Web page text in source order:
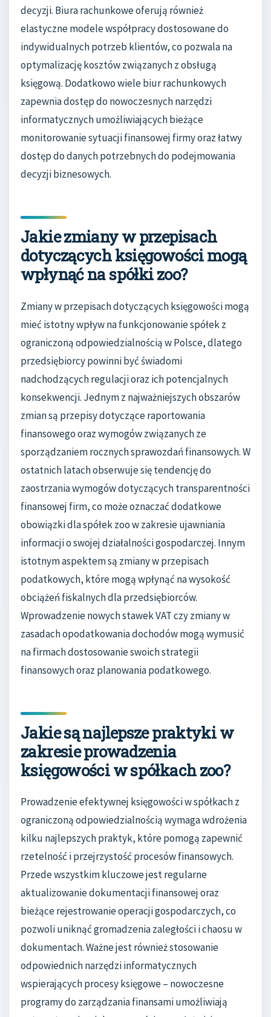
decyzji. Biura rachunkowe oferują również
elastyczne modele współpracy dostosowane do
indywidualnych potrzeb klientów, co pozwala na
optymalizację kosztów związanych z obsługą
księgową. Dodatkowo wiele biur rachunkowych
zapewnia dostęp do nowoczesnych narzędzi
informatycznych umożliwiających bieżące
monitorowanie sytuacji finansowej firmy oraz łatwy
dostęp do danych potrzebnych do podejmowania
decyzji biznesowych.
Jakie zmiany w przepisach
dotyczących księgowości mogą
wpłynąć na spółki zoo?
Zmiany w przepisach dotyczących księgowości mogą
mieć istotny wpływ na funkcjonowanie spółek z
ograniczoną odpowiedzialnością w Polsce, dlatego
przedsiębiorcy powinni być świadomi
nadchodzących regulacji oraz ich potencjalnych
konsekwencji. Jednym z najważniejszych obszarów
zmian są przepisy dotyczące raportowania
finansowego oraz wymogów związanych ze
sporządzaniem rocznych sprawozdań finansowych. W
ostatnich latach obserwuje się tendencję do
zaostrzania wymogów dotyczących transparentności
finansowej firm, co może oznaczać dodatkowe
obowiązki dla spółek zoo w zakresie ujawniania
informacji o swojej działalności gospodarczej. Innym
istotnym aspektem są zmiany w przepisach
podatkowych, które mogą wpłynąć na wysokość
obciążeń fiskalnych dla przedsiębiorców.
Wprowadzenie nowych stawek VAT czy zmiany w
zasadach opodatkowania dochodów mogą wymusić
na firmach dostosowanie swoich strategii
finansowych oraz planowania podatkowego.
Jakie są najlepsze praktyki w
zakresie prowadzenia
księgowości w spółkach zoo?
Prowadzenie efektywnej księgowości w spółkach z
ograniczoną odpowiedzialnością wymaga wdrożenia
kilku najlepszych praktyk, które pomogą zapewnić
rzetelność i przejrzystość procesów finansowych.
Przede wszystkim kluczowe jest regularne
aktualizowanie dokumentacji finansowej oraz
bieżące rejestrowanie operacji gospodarczych, co
pozwoli uniknąć gromadzenia zaległości i chaosu w
dokumentach. Ważne jest również stosowanie
odpowiednich narzędzi informatycznych
wspierających procesy księgowe – nowoczesne
programy do zarządzania finansami umożliwiają